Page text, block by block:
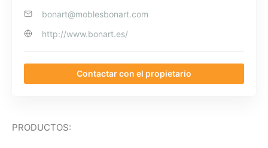
bonart@moblesbonart.com
http://www.bonart.es/
Contactar con el propietario
PRODUCTOS: